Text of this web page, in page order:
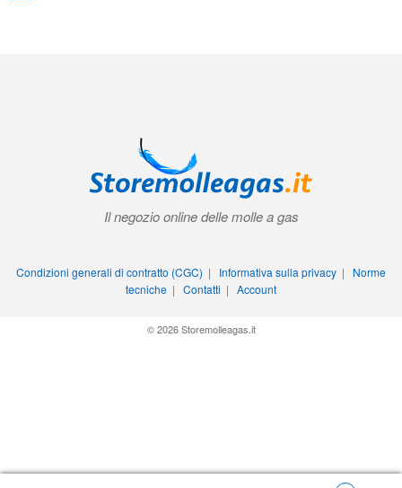
Il negozio online delle molle a gas
Condizioni generali di contratto (CGC) | Informativa sulla privacy | Norme
tecniche | Contatti | Account
© 2026 Storemolleagas.it